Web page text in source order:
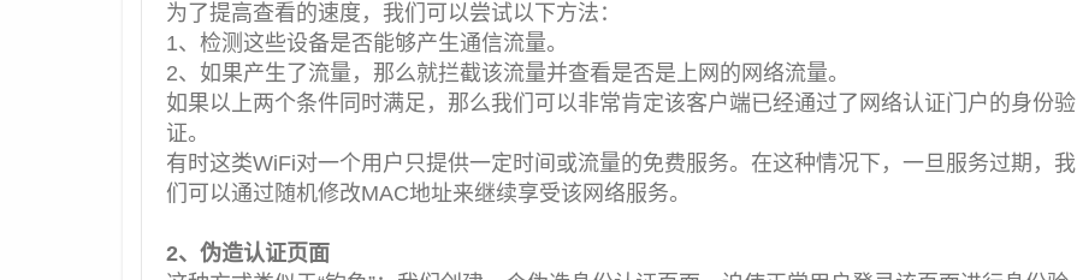
为了提高查看的速度，我们可以尝试以下方法：
1、检测这些设备是否能够产生通信流量。
2、如果产生了流量，那么就拦截该流量并查看是否是上网的网络流量。
如果以上两个条件同时满足，那么我们可以非常肯定该客户端已经通过了网络认证门户的身份验
证。
有时这类WiFi对一个用户只提供一定时间或流量的免费服务。在这种情况下，一旦服务过期，我
们可以通过随机修改MAC地址来继续享受该网络服务。
2、伪造认证页面